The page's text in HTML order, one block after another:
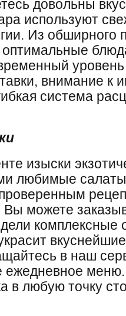
довольны
используют
Из
внимание к
система
изыски
любимые
Вы можете
комплексные
в наш
ежедневное
в любую точку